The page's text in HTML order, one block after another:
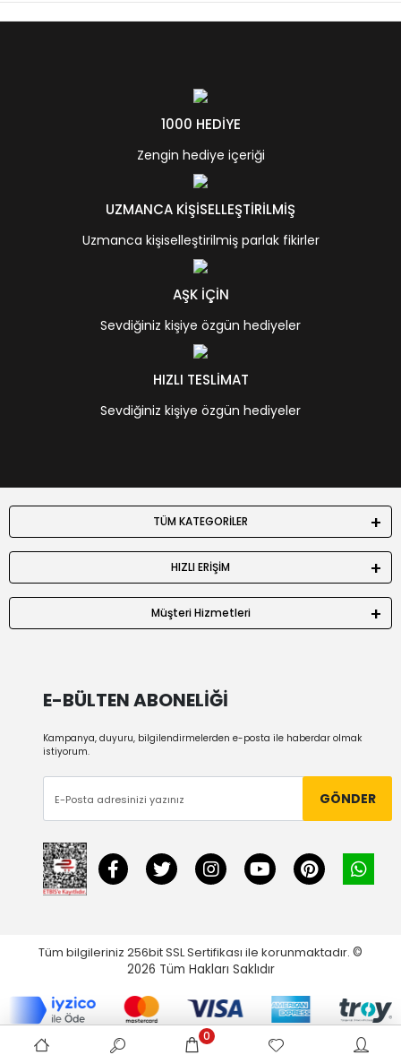
1000 HEDİYE
Zengin hediye içeriği
UZMANCA KİŞİSELLEŞTİRİLMİŞ
Uzmanca kişiselleştirilmiş parlak fikirler
AŞK İÇİN
Sevdiğiniz kişiye özgün hediyeler
HIZLI TESLİMAT
Sevdiğiniz kişiye özgün hediyeler
TÜM KATEGORİLER
HIZLI ERİŞİM
Müşteri Hizmetleri
E-BÜLTEN ABONELİĞİ
Kampanya, duyuru, bilgilendirmelerden e-posta ile haberdar olmak
istiyorum.
GÖNDER
Tüm bilgileriniz 256bit SSL Sertifikası ile korunmaktadır. ©
2026 Tüm Hakları Saklıdır
0